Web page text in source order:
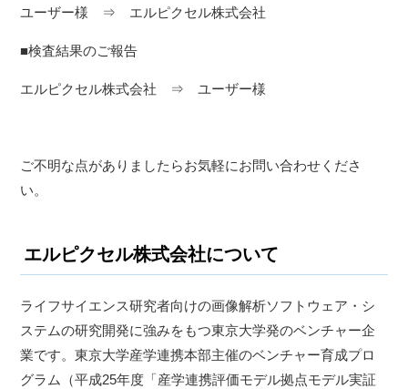
ユーザー様 ⇒ エルピクセル株式会社
■検査結果のご報告
エルピクセル株式会社 ⇒ ユーザー様
ご不明な点がありましたらお気軽にお問い合わせくださ
い。
エルピクセル株式会社について
ライフサイエンス研究者向けの画像解析ソフトウェア・シ
ステムの研究開発に強みをもつ東京大学発のベンチャー企
業です。東京大学産学連携本部主催のベンチャー育成プロ
グラム（平成25年度「産学連携評価モデル拠点モデル実証